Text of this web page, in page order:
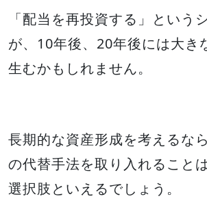
「配当を再投資する」という
が、10年後、20年後には大き
生むかもしれません。
長期的な資産形成を考えるな
の代替手法を取り入れること
選択肢といえるでしょう。